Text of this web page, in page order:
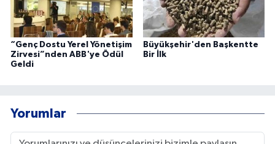
“Genç Dostu Yerel Yönetişim
Zirvesi”nden ABB'ye Ödül
Geldi
Büyükşehir'den Başkentte
Bir İlk
Yorumlar